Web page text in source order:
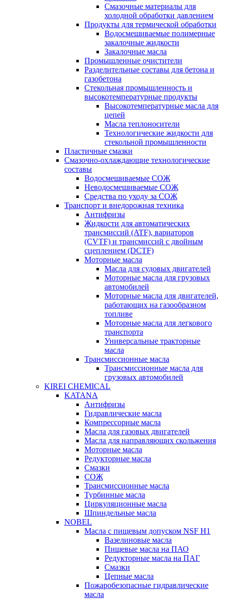
Смазочные материалы для
холодной обработки давлением
Продукты для термической обработки
Водосмешиваемые полимерные
закалочные жидкости
Закалочные масла
Промышленные очистители
Разделительные составы для бетона и
газобетона
Стекольная промышленность и
высокотемпературные продукты
Высокотемпературные масла для
цепей
Масла теплоносители
Технологические жидкости для
стекольной промышленности
Пластичные смазки
Смазочно-охлаждающие технологические
составы
Водосмешиваемые СОЖ
Неводосмешиваемые СОЖ
Средства по уходу за СОЖ
Транспорт и внедорожная техника
Антифризы
Жидкости для автоматических
трансмиссий (ATF), вариаторов
(CVTF) и трансмиссий с двойным
сцеплением (DCTF)
Моторные масла
Масла для судовых двигателей
Моторные масла для грузовых
автомобилей
Моторные масла для двигателей,
работающих на газообразном
топливе
Моторные масла для легкового
транспорта
Универсальные тракторные
масла
Трансмиссионные масла
Трансмиссионные масла для
грузовых автомобилей
KIREI CHEMICAL
KATANA
Антифризы
Гидравлические масла
Компрессорные масла
Масла для газовых двигателей
Масла для направляющих скольжения
Моторные масла
Редукторные масла
Смазки
СОЖ
Трансмиссионные масла
Турбинные масла
Циркуляционные масла
Шпиндельные масла
NOBEL
Масла с пищевым допуском NSF H1
Вазелиновые масла
Пищевые масла на ПАО
Редукторные масла на ПАГ
Смазки
Цепные масла
Пожаробезопасные гидравлические
масла